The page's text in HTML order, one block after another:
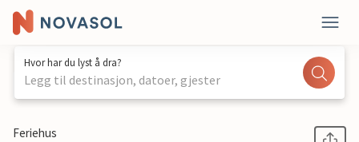
Hvor har du lyst å dra?
Legg til destinasjon, datoer, gjester
1 / 37
Feriehus